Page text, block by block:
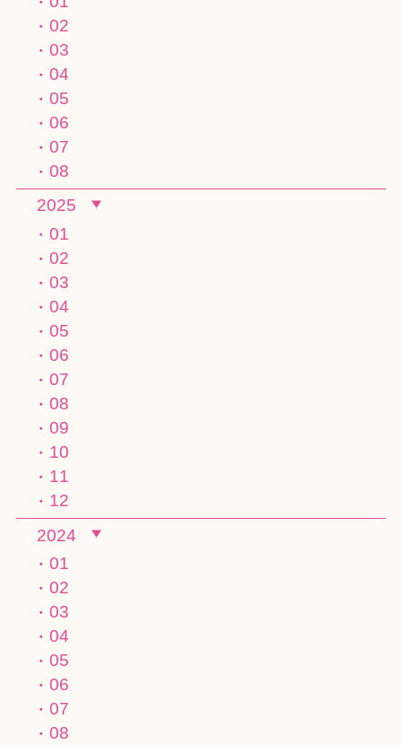
02
03
04
05
06
07
08
2025
01
02
03
04
05
06
07
08
09
10
11
12
2024
01
02
03
04
05
06
07
08